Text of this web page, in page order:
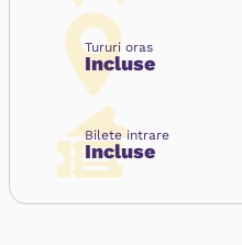
Tururi oras
Incluse
Bilete intrare
Incluse